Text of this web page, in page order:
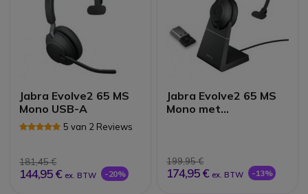
Jabra Evolve2 65 MS
Mono USB-A
5 van 2 Reviews
181,45 €
144,95 € ex. BTW -20%
Jabra Evolve2 65 MS
Mono met
199,95 €
174,95 € ex. BTW -13%